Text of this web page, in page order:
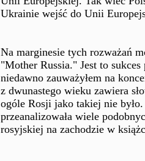
Ukrainie wejść do Unii
Na marginesie tych rozważań
"Mother Russia." Jest to
niedawno zauważyłem na
z dwunastego wieku zawiera
ogóle Rosji jako takiej nie
przeanalizowała wiele
rosyjskiej na zachodzie w